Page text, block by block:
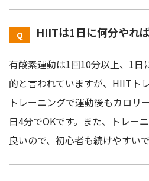
HIITは1日に何分やれ
有酸素運動は1回10分以上、1日
的と言われていますが、HIITト
トレーニングで運動後もカロリ
日4分でOKです。また、トレー
良いので、初心者も続けやすいで